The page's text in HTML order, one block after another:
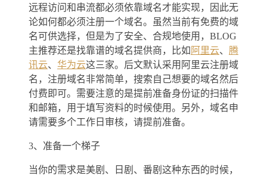
远程访问和串流都必须依靠域名才能实现，因此无
论如何都必须注册一个域名。虽然当前有免费的域
名可供选择，但是为了安全、合规地使用，BLOG
主推荐还是找靠谱的域名提供商，比如 阿里云、 腾
讯云、 华为云这三家。后文默认采用阿里云注册域
名，注册域名非常简单，搜索自己想要的域名然后
付费即可。需要注意的是提前准备身份证的扫描件
和邮箱，用于填写资料的时候使用。另外，域名申
请需要多个工作日审核，请提前准备。
3、准备一个梯子
当你的需求是美剧、日剧、番剧这种东西的时候，